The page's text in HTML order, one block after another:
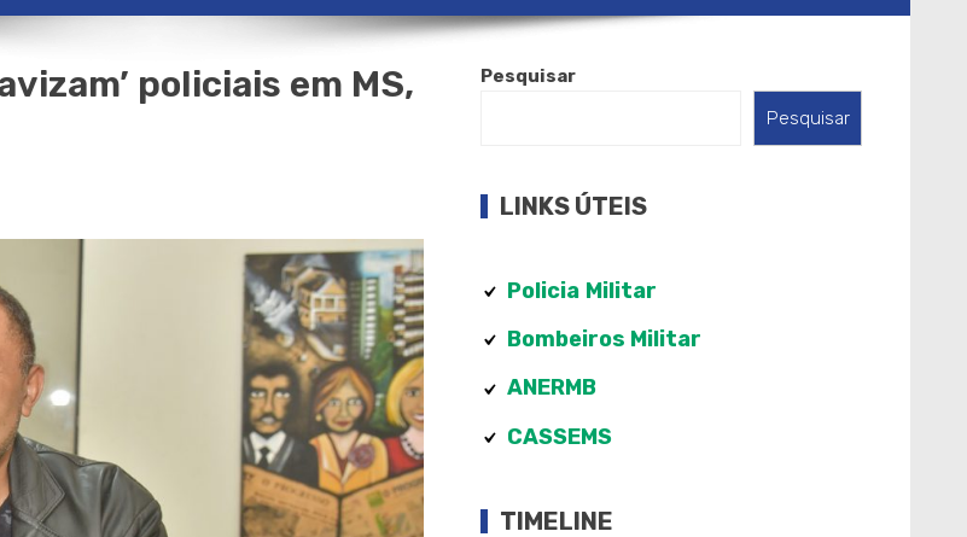
policiais em MS,
Pesquisar
Pesquisar
LINKS ÚTEIS
Policia Militar
Bombeiros Militar
ANERMB
CASSEMS
TIMELINE